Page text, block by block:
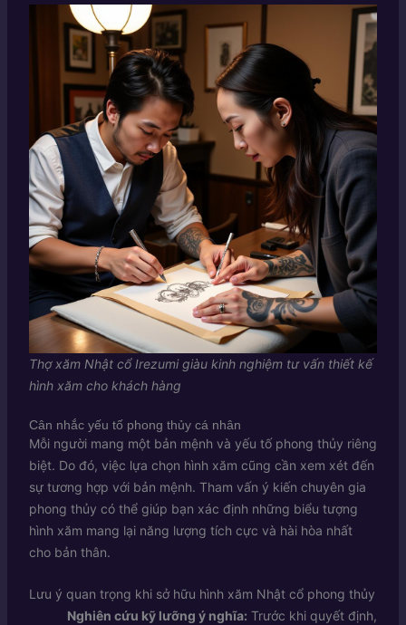
Thợ xăm Nhật cổ Irezumi giàu kinh nghiệm tư vấn thiết kế
hình xăm cho khách hàng
Cân nhắc yếu tố phong thủy cá nhân
Mỗi người mang một bản mệnh và yếu tố phong thủy riêng
biệt. Do đó, việc lựa chọn hình xăm cũng cần xem xét đến
sự tương hợp với bản mệnh. Tham vấn ý kiến chuyên gia
phong thủy có thể giúp bạn xác định những biểu tượng
hình xăm mang lại năng lượng tích cực và hài hòa nhất
cho bản thân.
Lưu ý quan trọng khi sở hữu hình xăm Nhật cổ phong thủy
Nghiên cứu kỹ lưỡng ý nghĩa: Trước khi quyết định,